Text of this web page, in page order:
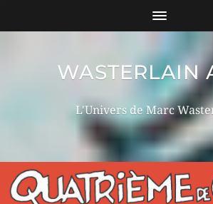
WASTERLAIN
L'Univers de Marc